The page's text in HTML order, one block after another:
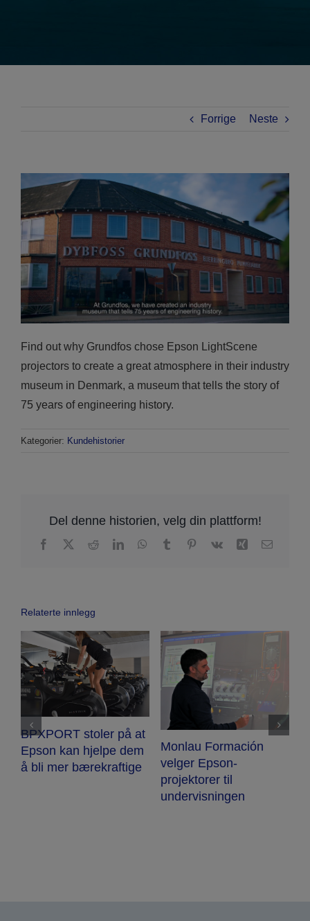
Forrige Neste
Find out why Grundfos chose Epson LightScene
projectors to create a great atmosphere in their industry
museum in Denmark, a museum that tells the story of
75 years of engineering history.
Kategorier: Kundehistorier
Del denne historien, velg din plattform!
FacebookRedditLinkedInWhatsApp
Tumblr Pinterest
Vk XingEmail
Relaterte innlegg
BPXPORT stoler på at
Epson kan hjelpe dem
å bli mer bærekraftige
Monlau Formación
velger Epson-
projektorer til
undervisningen